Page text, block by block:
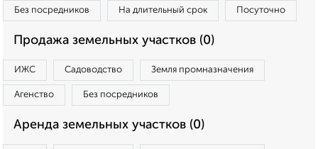
Без посредников На длительный срок Посуточно
Продажа земельных участков (0)
ИЖС Садоводство Земля промназначения
Агенство Без посредников
Аренда земельных участков (0)